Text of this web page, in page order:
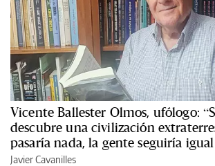
Vicente Ballester Olmos, ufólogo:
descubre una civilización
pasaría nada, la gente seguiría
Javier Cavanilles